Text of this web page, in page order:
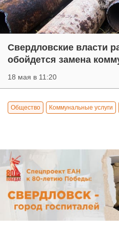
Свердловские власти
обойдется замена
18 мая в 11:20
Общество Коммунальные услуги